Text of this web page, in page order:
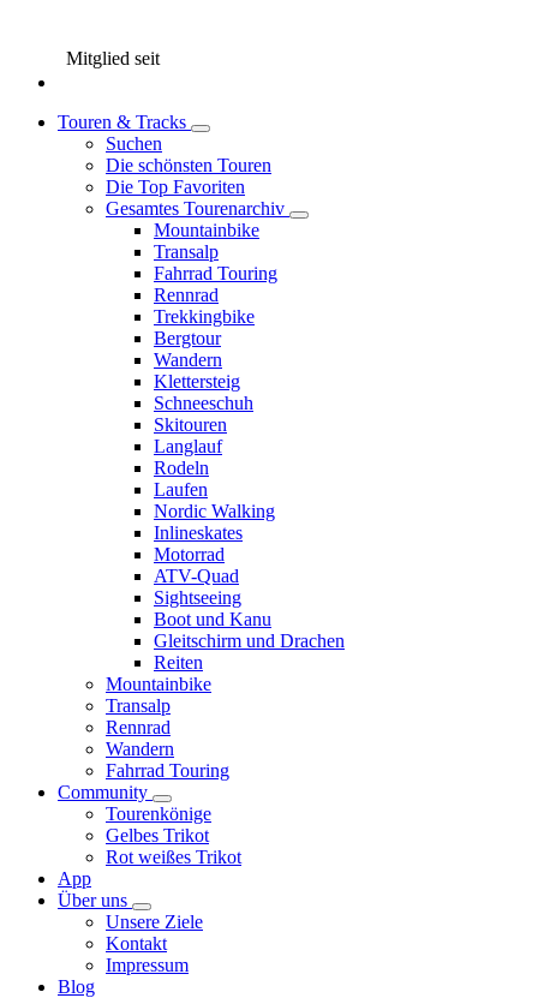
Mitglied seit
Touren & Tracks
Suchen
Die schönsten Touren
Die Top Favoriten
Gesamtes Tourenarchiv
Mountainbike
Transalp
Fahrrad Touring
Rennrad
Trekkingbike
Bergtour
Wandern
Klettersteig
Schneeschuh
Skitouren
Langlauf
Rodeln
Laufen
Nordic Walking
Inlineskates
Motorrad
ATV-Quad
Sightseeing
Boot und Kanu
Gleitschirm und Drachen
Reiten
Mountainbike
Transalp
Rennrad
Wandern
Fahrrad Touring
Community
Tourenkönige
Gelbes Trikot
Rot weißes Trikot
App
Über uns
Unsere Ziele
Kontakt
Impressum
Blog